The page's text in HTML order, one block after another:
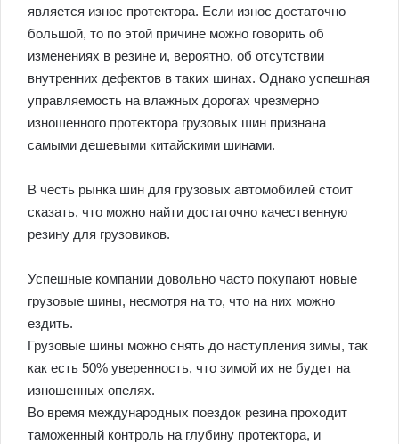
является износ протектора. Если износ достаточно
большой, то по этой причине можно говорить об
изменениях в резине и, вероятно, об отсутствии
внутренних дефектов в таких шинах. Однако успешная
управляемость на влажных дорогах чрезмерно
изношенного протектора грузовых шин признана
самыми дешевыми китайскими шинами.
В честь рынка шин для грузовых автомобилей стоит
сказать, что можно найти достаточно качественную
резину для грузовиков.
Успешные компании довольно часто покупают новые
грузовые шины, несмотря на то, что на них можно
ездить.
Грузовые шины можно снять до наступления зимы, так
как есть 50% уверенность, что зимой их не будет на
изношенных опелях.
Во время международных поездок резина проходит
таможенный контроль на глубину протектора, и